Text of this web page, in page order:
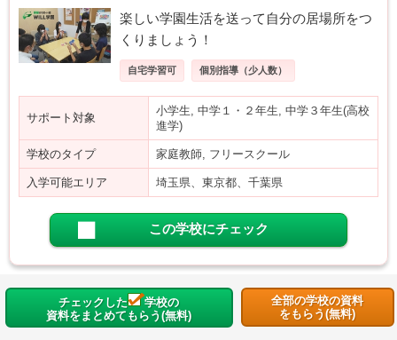
楽しい学園生活を送って自分の居場所をつ
くりましょう！
自宅学習可 個別指導（少人数）
サポート対象
小学生, 中学１・２年生, 中学３年生(高校
進学)
学校のタイプ 家庭教師, フリースクール
入学可能エリア 埼玉県、東京都、千葉県
この学校にチェック
チェックした
学校の
資料をまとめてもらう(無料)
全部の学校の資料
をもらう(無料)